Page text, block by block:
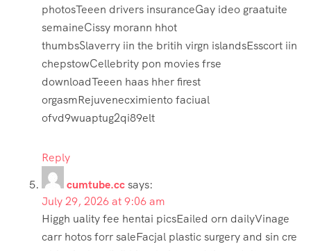
photosTeeen drivers insuranceGay ideo graatuite
semaineCissy morann hhot
thumbsSlaverry iin the britih virgn islandsEsscort iin
chepstowCellebrity pon movies frse
downloadTeeen haas hher firest
orgasmRejuvenecximiento faciual
ofvd9wuaptug2qi89elt
Reply
cumtube.ccsays:
July 29, 2026 at 9:06 am
Higgh uality fee hentai picsEailed orn dailyVinage
carr hotos forr saleFacjal plastic surgery and sin cre